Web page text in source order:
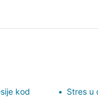
kod
Stres u